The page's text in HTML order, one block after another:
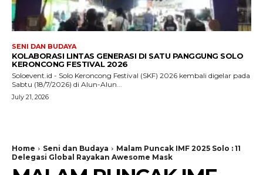
SENI DAN BUDAYA
KOLABORASI LINTAS GENERASI DI SATU PANGGUNG SOLO
KERONCONG FESTIVAL 2026
Soloevent.id - Solo Keroncong Festival (SKF) 2026 kembali digelar pada
Sabtu (18/7/2026) di Alun-Alun...
July 21, 2026